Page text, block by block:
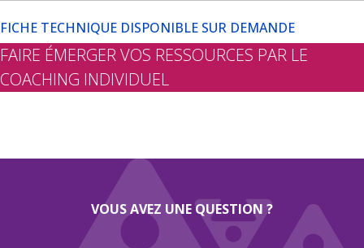
FICHE TECHNIQUE DISPONIBLE SUR DEMANDE
FAIRE ÉMERGER VOS RESSOURCES PAR LE
COACHING INDIVIDUEL
VOUS AVEZ UNE QUESTION ?